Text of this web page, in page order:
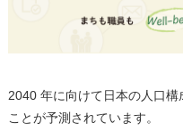
2040 年に向けて日本の人口
ことが予測されています。